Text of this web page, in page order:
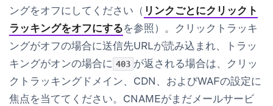
ングをオフにしてください（ リンクごとにクリックト
ラッキングをオフにするを参照）。クリックトラッキ
ングがオフの場合に送信先URLが読み込まれ、トラッ
キングがオンの場合に 403 が返される場合は、クリッ
クトラッキングドメイン、CDN、およびWAFの設定に
焦点を当ててください。CNAMEがまだメールサービ